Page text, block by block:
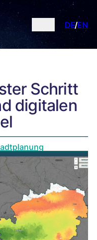
EN
DE
Schritt
digitalen